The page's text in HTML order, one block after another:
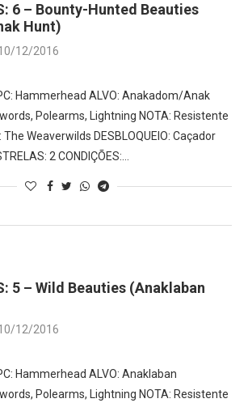
6 – Bounty-Hunted Beauties
Hunt)
12/2016
Hammerhead ALVO: Anakadom/Anak
Polearms, Lightning NOTA: Resistente
The Weaverwilds DESBLOQUEIO: Caçador
2 CONDIÇÕES:…
5 – Wild Beauties (Anaklaban
12/2016
Hammerhead ALVO: Anaklaban
Polearms, Lightning NOTA: Resistente